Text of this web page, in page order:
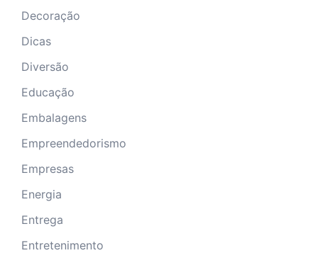
Decoração
Dicas
Diversão
Educação
Embalagens
Empreendedorismo
Empresas
Energia
Entrega
Entretenimento